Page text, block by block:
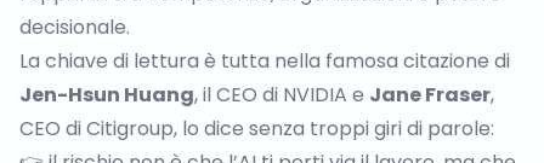
decisionale.
La chiave di lettura è tutta nella famosa citazione di
Jen-Hsun Huang, il CEO di NVIDIA e Jane Fraser,
CEO di Citigroup, lo dice senza troppi giri di parole: